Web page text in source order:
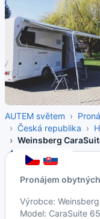
AUTEM světem
Česká republika
Weinsberg
Pronájem
Výrobce: Weinsberg
Model: CaraSuite